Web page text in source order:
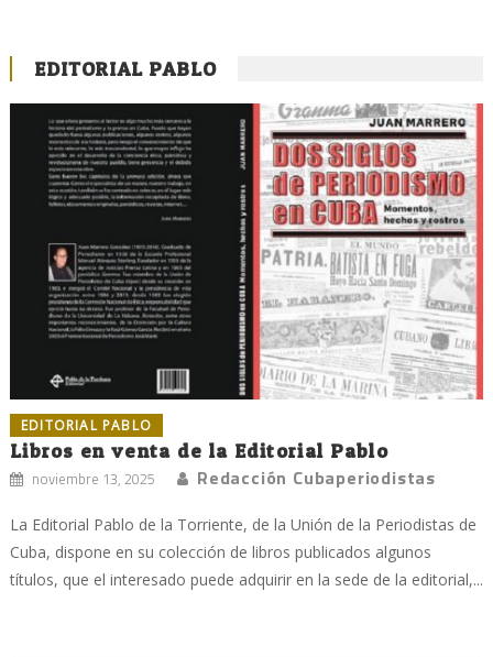
EDITORIAL PABLO
EDITORIAL PABLO
Libros en venta de la Editorial Pablo
noviembre 13, 2025 Redacción Cubaperiodistas
La Editorial Pablo de la Torriente, de la Unión de la Periodistas de
Cuba, dispone en su colección de libros publicados algunos
títulos, que el interesado puede adquirir en la sede de la editorial,...